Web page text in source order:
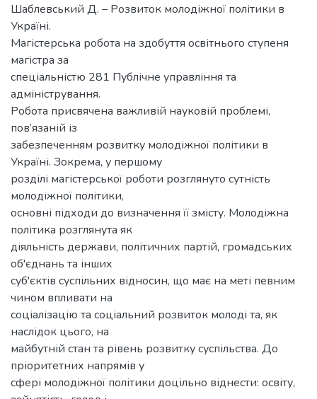
Шаблевський Д. – Розвиток молодіжної політики в
Україні.
Магістерська робота на здобуття освітнього ступеня
магістра за
спеціальністю 281 Публічне управління та
адміністрування.
Робота присвячена важливій науковій проблемі,
пов’язаній із
забезпеченням розвитку молодіжної політики в
Україні. Зокрема, у першому
розділі магістерської роботи розглянуто сутність
молодіжної політики,
основні підходи до визначення її змісту. Молодіжна
політика розглянута як
діяльність держави, політичних партій, громадських
об'єднань та інших
суб'єктів суспільних відносин, що має на меті певним
чином впливати на
соціалізацію та соціальний розвиток молоді та, як
наслідок цього, на
майбутній стан та рівень розвитку суспільства. До
пріоритетних напрямів у
сфері молодіжної політики доцільно віднести: освіту,